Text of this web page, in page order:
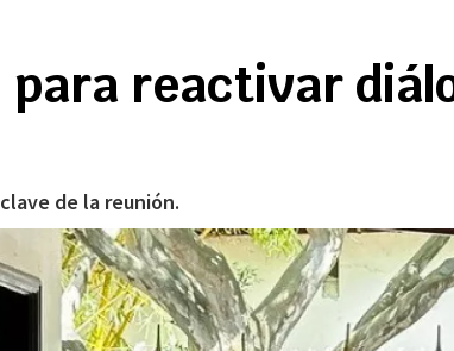
reactivar
de la reunión.